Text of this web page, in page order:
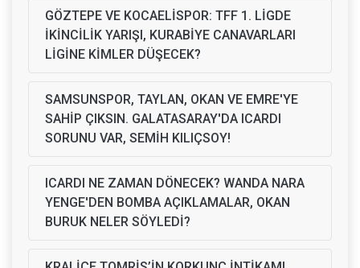
GÖZTEPE VE KOCAELİSPOR: TFF 1. LİGDE
İKİNCİLİK YARIŞI, KURABİYE CANAVARLARI
LİGİNE KİMLER DÜŞECEK?
SAMSUNSPOR, TAYLAN, OKAN VE EMRE'YE
SAHİP ÇIKSIN. GALATASARAY'DA ICARDI
SORUNU VAR, SEMİH KILIÇSOY!
ICARDI NE ZAMAN DÖNECEK? WANDA NARA
YENGE'DEN BOMBA AÇIKLAMALAR, OKAN
BURUK NELER SÖYLEDİ?